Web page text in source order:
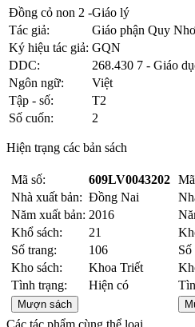
Đồng cỏ non 2 -Giáo lý
Tác giả:
Giáo phận Quy
Ký hiệu tác giả: GQN
DDC:
268.430 7 - Giáo
Ngôn ngữ:
Việt
Tập - số:
T2
Số cuốn:
2
Hiện trạng các bản sách
Mã số:
609LV0043202
Nhà xuất bản: Đồng Nai
Năm xuất bản: 2016
Khổ sách:
21
Số trang:
106
Kho sách:
Khoa Triết
Tình trạng:
Hiện có
Mượn sách
Số
Các tác phẩm cùng thể loại